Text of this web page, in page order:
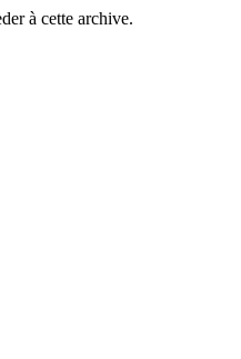
à cette archive.